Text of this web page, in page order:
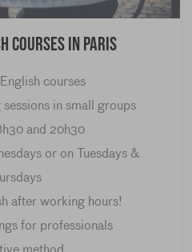
courses in Paris
courses
in small groups
and 20h30
or on Tuesdays &
after working hours!
for professionals